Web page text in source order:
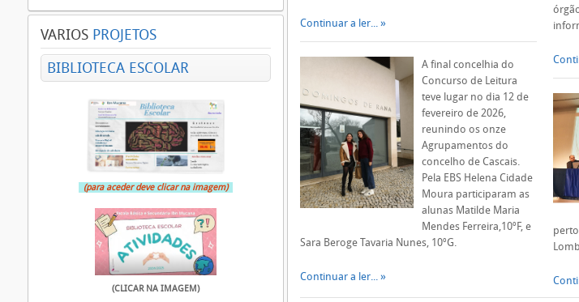
Continuar a ler...
A final concelhia do
Concurso de Leitura
teve lugar no dia 12 de
fevereiro de 2026,
reunindo os onze
Agrupamentos do
concelho de Cascais.
Pela EBS Helena Cidade
Moura participaram as
alunas Matilde Maria
Mendes Ferreira,10ºF, e
Sara Beroge Tavaria Nunes, 10ºG.
Continuar a ler...
VARIOS PROJETOS
BIBLIOTECA ESCOLAR
(para aceder deve clicar na imagem)
(CLICAR NA IMAGEM)